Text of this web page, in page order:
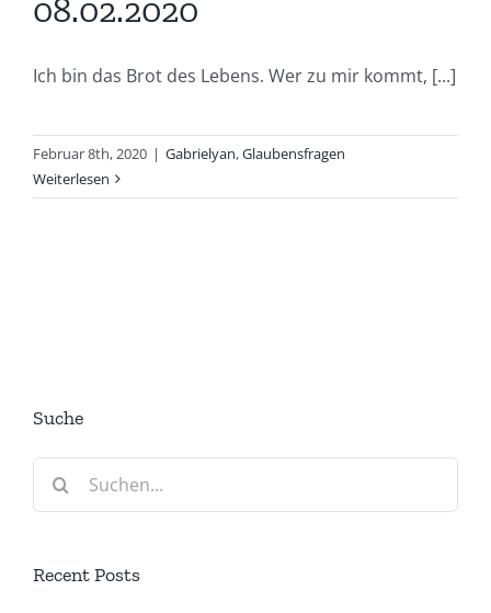
08.02.2020
Ich bin das Brot des Lebens. Wer zu mir kommt, [...]
Februar 8th, 2020 | Gabrielyan,Glaubensfragen
Weiterlesen
Suche
Suche
nach:
Recent Posts